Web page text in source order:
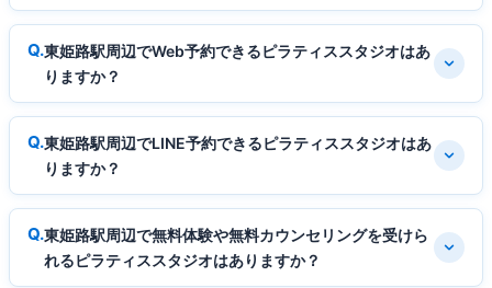
東姫路駅周辺でWeb予約できるピラティススタジオはあ
りますか？
東姫路駅周辺でLINE予約できるピラティススタジオはあ
りますか？
東姫路駅周辺で無料体験や無料カウンセリングを受けら
れるピラティススタジオはありますか？